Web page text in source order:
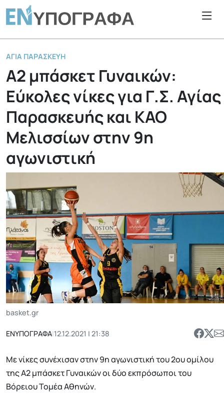
ΑΓΊΑ ΠΑΡΑΣΚΕΥΉ
Α2 μπάσκετ Γυναικών:
Εύκολες νίκες για Γ.Σ. Αγίας
Παρασκευής και ΚΑΟ
Μελισσίων στην 9η
αγωνιστική
basket.gr
ΕΝΥΠΟΓΡΑΦΑ|12.12.2021 | 21:38
Με νίκες συνέχισαν στην 9η αγωνιστική του 2ου ομίλου
της Α2 μπάσκετ Γυναικών οι δύο εκπρόσωποι του
Βόρειου Τομέα Αθηνών.